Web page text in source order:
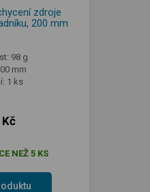
zdroje
200 mm
98 g
mm
1 ks
NEŽ 5 KS